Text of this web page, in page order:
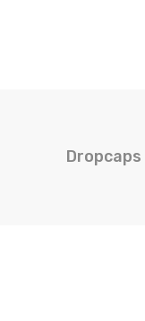
Dropcaps